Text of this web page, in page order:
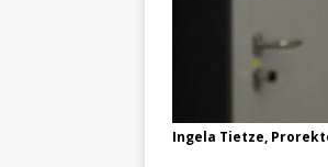
Ingela Tietze,